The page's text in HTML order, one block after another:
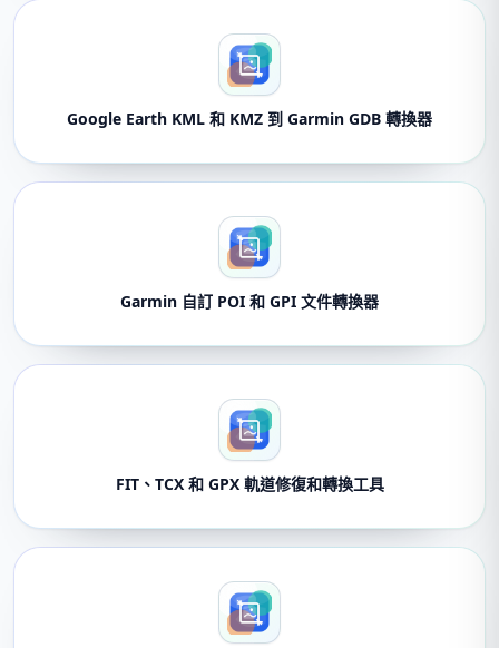
Google Earth KML 和 KMZ 到 Garmin GDB 轉換器
Garmin 自訂 POI 和 GPI 文件轉換器
FIT、TCX 和 GPX 軌道修復和轉換工具